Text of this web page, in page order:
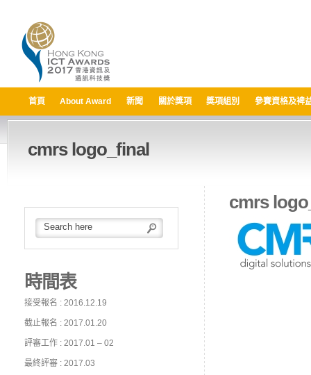
首頁 About Award 新聞 關於獎項 獎項組別 參賽資格及裨
cmrs logo_final
時間表
接受報名 : 2016.12.19
截止報名 : 2017.01.20
評審工作 : 2017.01 – 02
最終評審 : 2017.03
cmrs